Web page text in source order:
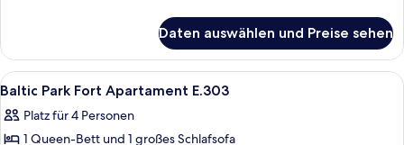
anzeigen
Park
Fort
Apartament
Daten auswählen und Preise sehen
Alle
Fotos
für
Baltic Park Fort Apartament E.303 |
4
Baltic Park Fort Apartament E.303
Platz für 4 Personen
1 Queen-Bett und 1 großes Schlafsofa